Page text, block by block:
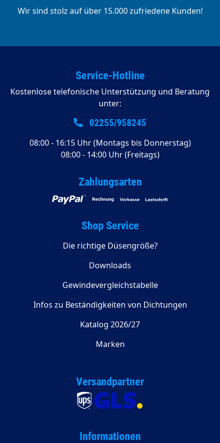
Wir sind stolz auf über 15.000 zufriedene Kunden!
Service-Hotline
Kostenlose telefonische Unterstützung und Beratung
unter:
02255/958245
08:00 - 16:15 Uhr (Montags bis Donnerstag)
08:00 - 14:00 Uhr (Freitags)
Zahlungsarten
Shop Service
Die richtige Düsengröße?
Downloads
Gewindevergleichstabelle
Infos zu Beständigkeiten von Dichtungen
Katalog 2026/27
Marken
Versandpartner
Informationen